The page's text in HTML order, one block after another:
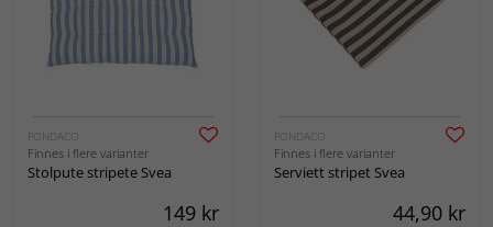
FONDACO
Finnes i flere varianter
Stolpute stripete Svea
149 kr
FONDACO
Finnes i flere varianter
Serviett stripet Svea
44,90 kr